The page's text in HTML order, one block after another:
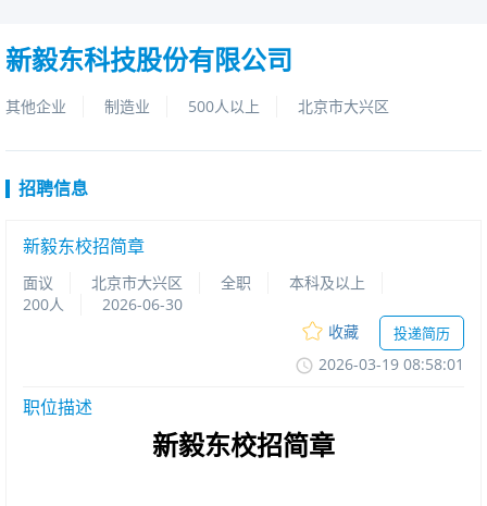
新毅东科技股份有限公司
其他企业 制造业 500人以上 北京市大兴区
招聘信息
新毅东校招简章
面议 北京市大兴区 全职
本科及以上
200人
2026-06-30
收藏
投递简历
2026-03-1908:58:01
职位描述
新毅东校招简章